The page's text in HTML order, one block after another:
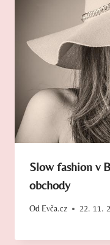
Slow fashion v
obchody
Od Evča.cz 22. 11.